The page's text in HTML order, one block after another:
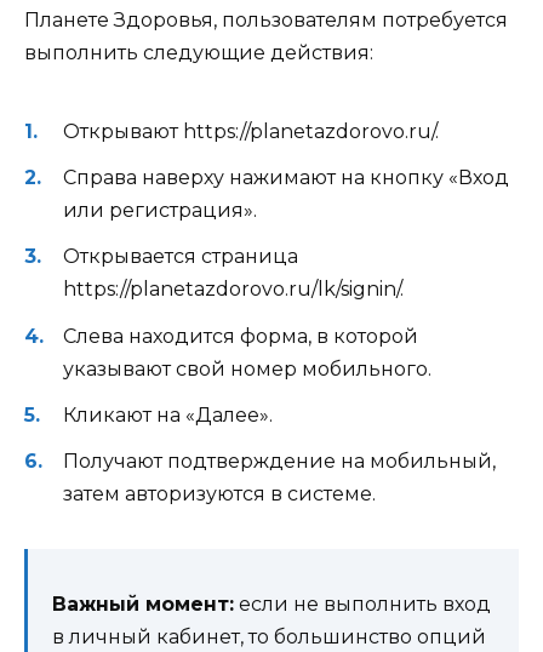
Планете Здоровья, пользователям потребуется
выполнить следующие действия:
Открывают https://planetazdorovo.ru/.
Справа наверху нажимают на кнопку «Вход
или регистрация».
Открывается страница
https://planetazdorovo.ru/lk/signin/.
Слева находится форма, в которой
указывают свой номер мобильного.
Кликают на «Далее».
Получают подтверждение на мобильный,
затем авторизуются в системе.
Важный момент: если не выполнить вход
в личный кабинет, то большинство опций